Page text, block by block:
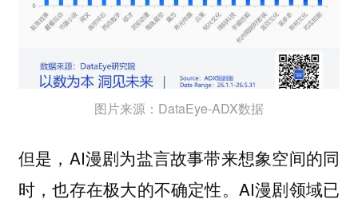
图片来源：DataEye-ADX数据
但是，AI漫剧为盐言故事带来想象空间的同
时，也存在极大的不确定性。AI漫剧领域已